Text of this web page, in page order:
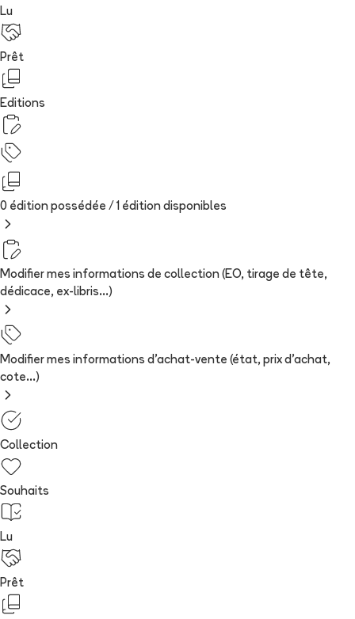
Lu
Prêt
Editions
0 édition possédée / 1 édition disponibles
Modifier mes informations de collection (EO, tirage de tête,
dédicace, ex-libris...)
Modifier mes informations d'achat-vente (état, prix d'achat,
cote...)
Collection
Souhaits
Lu
Prêt